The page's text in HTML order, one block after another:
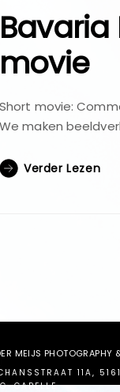
Bavaria
movie
Short movie:
We maken
Verder Lezen
MEIJS PHOTOGRAPHY
11A,
CAPELLE